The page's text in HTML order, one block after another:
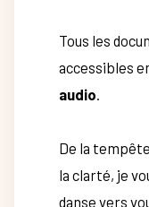
Tous les
accessibles
audio.
De la
la clarté, je
danse vers